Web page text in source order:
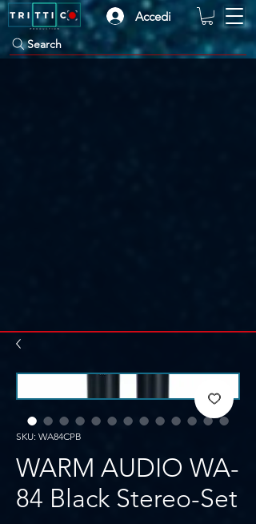
Accedi
Search
SKU: WA84CPB
WARM AUDIO WA-
84 Black Stereo-Set